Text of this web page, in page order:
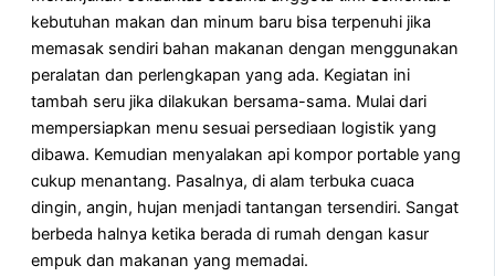
kebutuhan makan dan minum baru bisa terpenuhi jika
memasak sendiri bahan makanan dengan menggunakan
peralatan dan perlengkapan yang ada. Kegiatan ini
tambah seru jika dilakukan bersama-sama. Mulai dari
mempersiapkan menu sesuai persediaan logistik yang
dibawa. Kemudian menyalakan api kompor portable yang
cukup menantang. Pasalnya, di alam terbuka cuaca
dingin, angin, hujan menjadi tantangan tersendiri. Sangat
berbeda halnya ketika berada di rumah dengan kasur
empuk dan makanan yang memadai.